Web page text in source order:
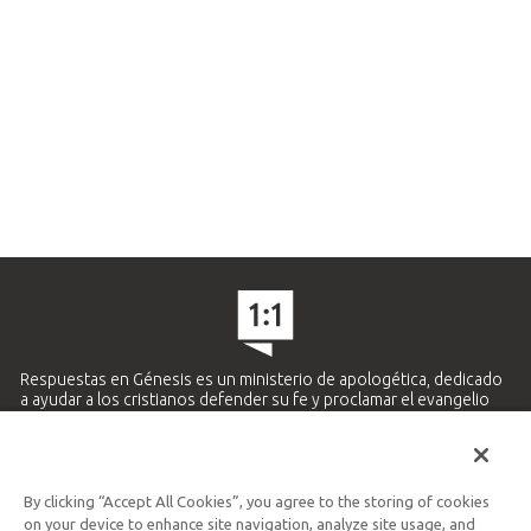
Respuestas en Génesis es un ministerio de apologética, dedicado
a ayudar a los cristianos defender su fe y proclamar el evangelio
Ministerio Hispano y Latinoamericano
By clicking “Accept All Cookies”, you agree to the storing of cookies
on your device to enhance site navigation, analyze site usage, and